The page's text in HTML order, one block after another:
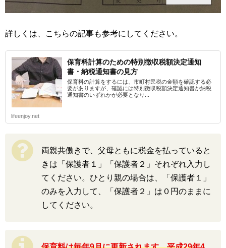
詳しくは、こちらの記事も参考にしてください。
保育料計算のための特別徴収税額決定通知
書・納税通知書の見方
保育料の計算をするには、市町村民税の金額を確認する必
要がありますが、確認には特別徴収税額決定通知書か納税
通知書のいずれかが必要となり...
lifeenjoy.net
両親共働きで、父母ともに税金を払っていると
きは「保護者１」「保護者２」それぞれ入力し
てください。ひとり親の場合は、「保護者１」
のみを入力して、「保護者２」は０円のままに
してください。